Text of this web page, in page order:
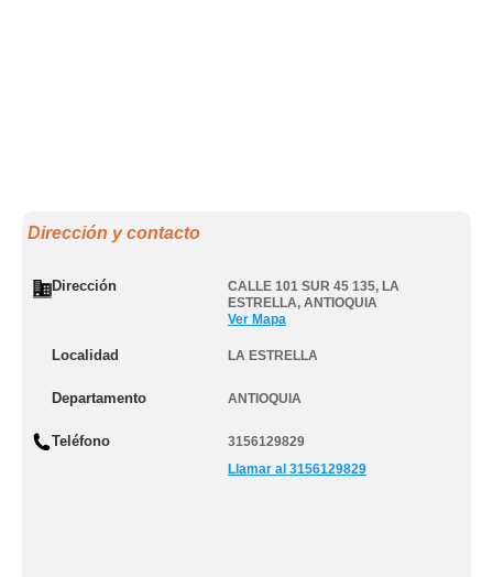
Dirección y contacto
Dirección CALLE 101 SUR 45 135, LA
ESTRELLA, ANTIOQUIA
Ver Mapa
Localidad LA ESTRELLA
Departamento ANTIOQUIA
Teléfono
3156129829
Llamar al 3156129829